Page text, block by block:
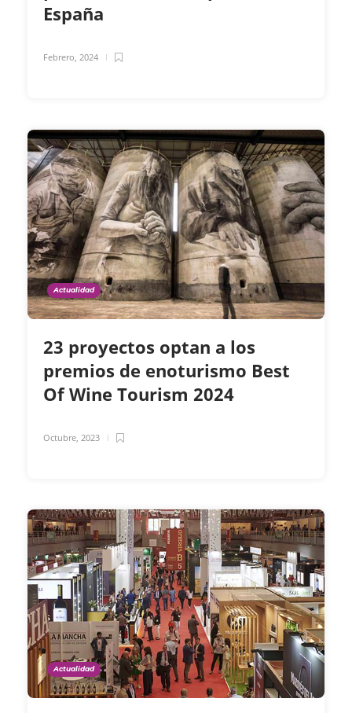
España
Febrero, 2024
Actualidad
23 proyectos optan a los
premios de enoturismo Best
Of Wine Tourism 2024
Octubre, 2023
Actualidad